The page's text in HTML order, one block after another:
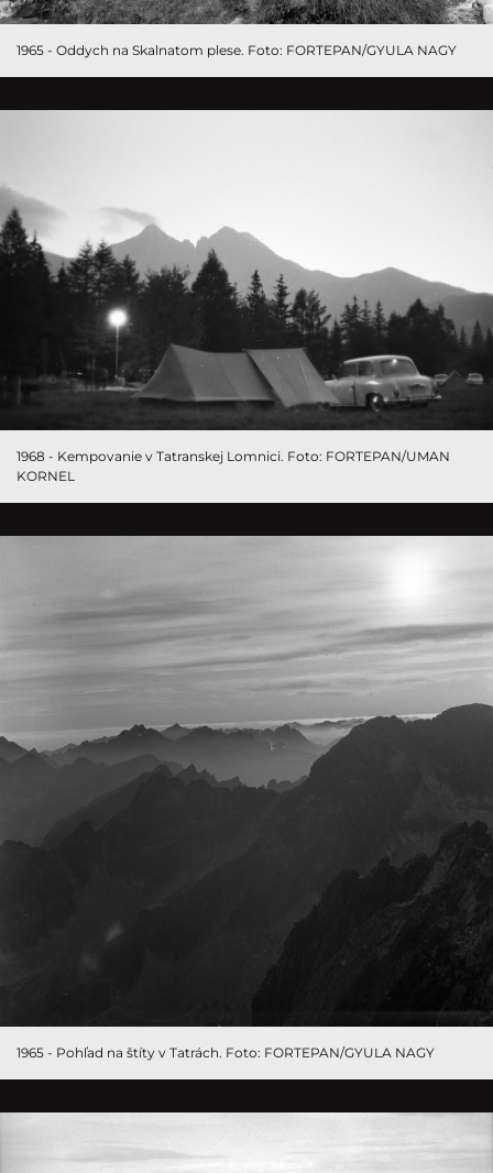
1965 - Oddych na Skalnatom plese. Foto: FORTEPAN/GYULA NAGY
1968 - Kempovanie v Tatranskej Lomnici. Foto: FORTEPAN/UMAN
KORNEL
1965 - Pohľad na štíty v Tatrách. Foto: FORTEPAN/GYULA NAGY